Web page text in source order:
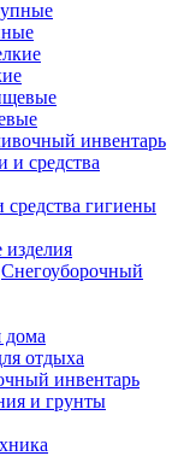
инвентарь
гигиены
Снегоуборочный
дома
отдыха
инвентарь
и грунты